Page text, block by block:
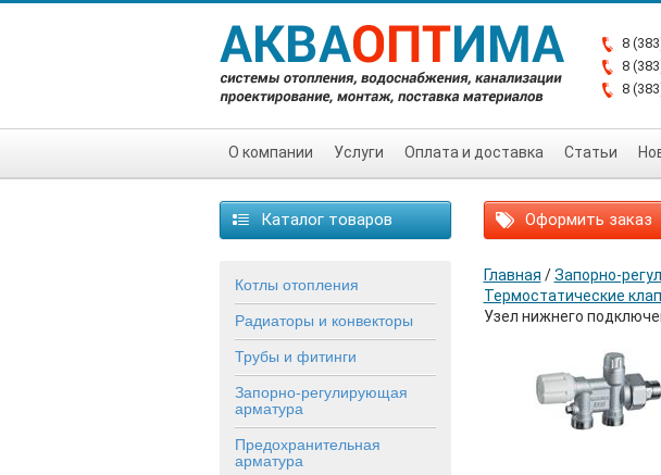
8
8
8
О компании Услуги Оплата и доставка Статьи
Каталог товаров Оформить заказ
Котлы отопления
Радиаторы и конвекторы
Трубы и фитинги
Запорно-регулирующая
арматура
Предохранительная
арматура
Главная / Запорно-
Термостатические
Узел нижнего